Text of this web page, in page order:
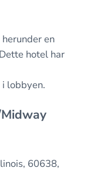
en
hotel har
lobbyen.
60638,